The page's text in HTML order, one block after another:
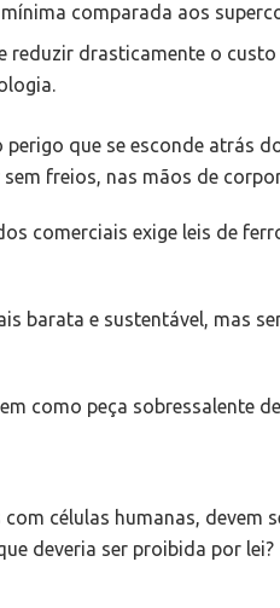
comparada aos
drasticamente o
que se esconde atrás
freios, nas mãos de
comerciais exige leis de
barata e sustentável, mas
como peça sobressalente
células humanas,
deveria ser proibida por lei?